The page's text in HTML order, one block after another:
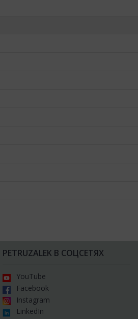
PETRUZALEK В СОЦСЕТЯХ
YouTube
Facebook
Instagram
LinkedIn